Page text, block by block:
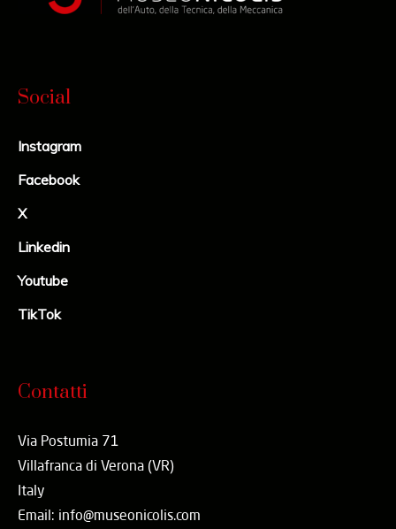
Social
Instagram
Facebook
X
Linkedin
Youtube
TikTok
Contatti
Via Postumia 71
Villafranca di Verona (VR)
Italy
Email: info@museonicolis.com